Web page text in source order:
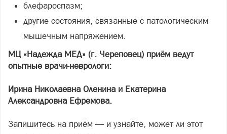
блефароспазм;
другие состояния, связанные с патологическим
мышечным напряжением.
МЦ «Надежда МЕД» (г. Череповец) приём ведут
опытные врачи-неврологи:
Ирина Николаевна Оленина и Екатерина
Александровна Ефремова.
Запишитесь на приём — и узнайте, может ли этот